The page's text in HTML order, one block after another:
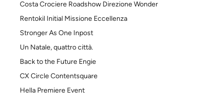
Costa Crociere Roadshow Direzione Wonder
Rentokil Initial Missione Eccellenza
Stronger As One Inpost
Un Natale, quattro città.
Back to the Future Engie
CX Circle Contentsquare
Hella Premiere Event